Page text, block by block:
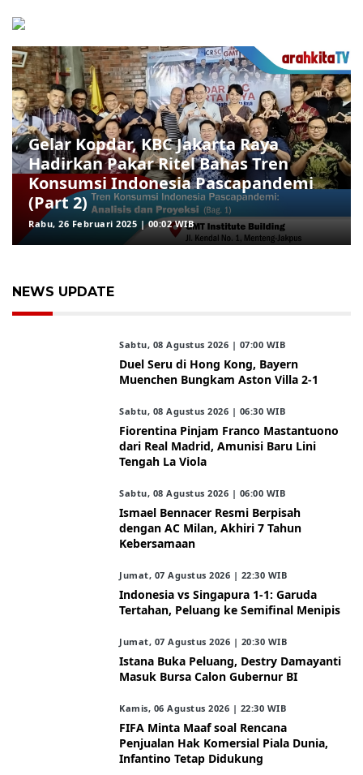
Gelar Kopdar, KBC Jakarta Raya
Hadirkan Pakar Ritel Bahas Tren
Konsumsi Indonesia Pascapandemi
(Part 2)
Rabu, 26 Februari 2025 | 00:02 WIB
NEWS UPDATE
Sabtu, 08 Agustus 2026 | 07:00 WIB
Duel Seru di Hong Kong, Bayern
Muenchen Bungkam Aston Villa 2-1
Sabtu, 08 Agustus 2026 | 06:30 WIB
Fiorentina Pinjam Franco Mastantuono
dari Real Madrid, Amunisi Baru Lini
Tengah La Viola
Sabtu, 08 Agustus 2026 | 06:00 WIB
Ismael Bennacer Resmi Berpisah
dengan AC Milan, Akhiri 7 Tahun
Kebersamaan
Jumat, 07 Agustus 2026 | 22:30 WIB
Indonesia vs Singapura 1-1: Garuda
Tertahan, Peluang ke Semifinal Menipis
Jumat, 07 Agustus 2026 | 20:30 WIB
Istana Buka Peluang, Destry Damayanti
Masuk Bursa Calon Gubernur BI
Kamis, 06 Agustus 2026 | 22:30 WIB
FIFA Minta Maaf soal Rencana
Penjualan Hak Komersial Piala Dunia,
Infantino Tetap Didukung